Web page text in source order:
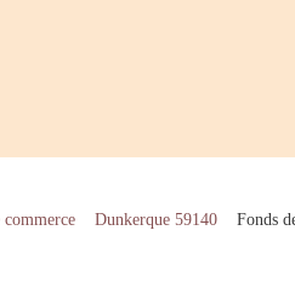
commerce Dunkerque 59140 Fonds